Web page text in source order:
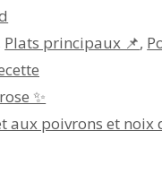
Plats principaux 📌,
✨
aux poivrons et noix